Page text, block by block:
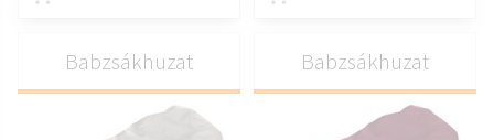
Babzsákhuzat Babzsákhuzat